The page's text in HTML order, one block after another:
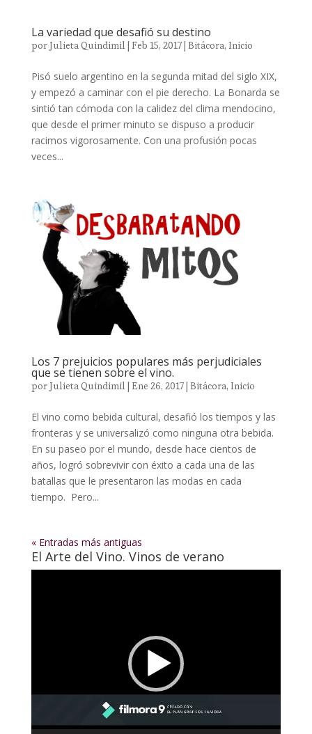
La variedad que desafió su destino
porJulieta Quindimil| Feb 15, 2017| Bitácora, Inicio
Pisó suelo argentino en la segunda mitad del siglo XIX,
y empezó a caminar con el pie derecho. La Bonarda se
sintió tan cómoda con la calidez del clima mendocino,
que desde el primer minuto se dispuso a producir
racimos vigorosamente. Con una profusión pocas
veces...
Los 7 prejuicios populares más perjudiciales
que se tienen sobre el vino.
porJulieta Quindimil| Ene 26, 2017| Bitácora, Inicio
El vino como bebida cultural, desafió los tiempos y las
fronteras y se universalizó como ninguna otra bebida.
En su paseo por el mundo, desde hace cientos de
años, logró sobrevivir con éxito a cada una de las
batallas que le presentaron las modas en cada
tiempo. Pero...
« Entradas más antiguas
El Arte del Vino. Vinos de verano